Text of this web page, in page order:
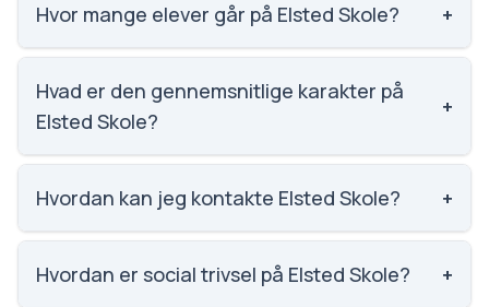
Hvor mange elever går på Elsted Skole? +
Elsted Skole har 792 elever, hvilket gør den til
nummer 109 ud af 3143 skoler.
Hvad er den gennemsnitlige karakter på
Elsted Skole?
+
Karaktergennemsnittet på Elsted Skole er 8,
nummer 324 ud af 3143 skoler.
Hvordan kan jeg kontakte Elsted Skole? +
Email: els@mbu.aarhus.dk. Telefon: 8713 8787.
Adresse: Elsted Skole Elsted Skolevej 6, 8520
Hvordan er social trivsel på Elsted Skole? +